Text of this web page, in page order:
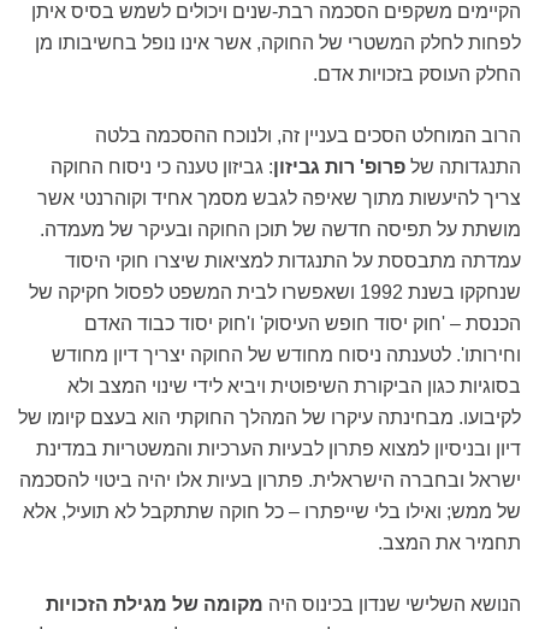
הקיימים משקפים הסכמה רבת-שנים ויכולים לשמש בסיס איתן
לפחות לחלק המשטרי של החוקה, אשר אינו נופל בחשיבותו מן
החלק העוסק בזכויות אדם.
הרוב המוחלט הסכים בעניין זה, ולנוכח ההסכמה בלטה
התנגדותה של פרופ' רות גביזון: גביזון טענה כי ניסוח החוקה
צריך להיעשות מתוך שאיפה לגבש מסמך אחיד וקוהרנטי אשר
מושתת על תפיסה חדשה של תוכן החוקה ובעיקר של מעמדה.
עמדתה מתבססת על התנגדות למציאות שיצרו חוקי היסוד
שנחקקו בשנת 1992 ושאפשרו לבית המשפט לפסול חקיקה של
הכנסת – 'חוק יסוד חופש העיסוק' ו'חוק יסוד כבוד האדם
וחירותו'. לטענתה ניסוח מחודש של החוקה יצריך דיון מחודש
בסוגיות כגון הביקורת השיפוטית ויביא לידי שינוי המצב ולא
לקיבועו. מבחינתה עיקרו של המהלך החוקתי הוא בעצם קיומו של
דיון ובניסיון למצוא פתרון לבעיות הערכיות והמשטריות במדינת
ישראל ובחברה הישראלית. פתרון בעיות אלו יהיה ביטוי להסכמה
של ממש; ואילו בלי שייפתרו – כל חוקה שתתקבל לא תועיל, אלא
תחמיר את המצב.
הנושא השלישי שנדון בכינוס היה מקומה של מגילת הזכויות